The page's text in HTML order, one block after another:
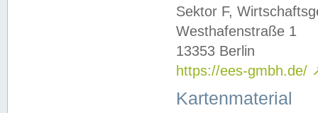
Sektor F,
Westhafenstraße 1
13353 Berlin
https://ees-gmbh.de/
Kartenmaterial